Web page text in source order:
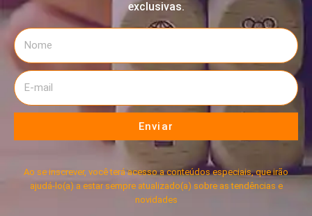
exclusivas.
Enviar
Ao se inscrever, você terá acesso a conteúdos especiais, que irão
ajudá-lo(a) a estar sempre atualizado(a) sobre as tendências e
novidades